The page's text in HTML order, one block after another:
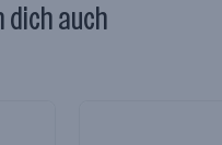
dich auch